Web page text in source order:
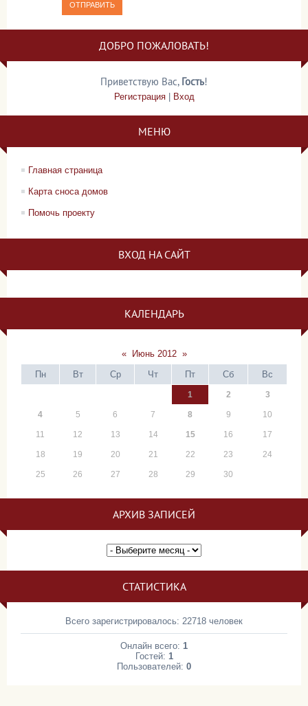
ОТПРАВИТЬ
ДОБРО ПОЖАЛОВАТЬ!
Приветствую Вас, Гость!
Регистрация| Вход
МЕНЮ
Главная страница
Карта сноса домов
Помочь проекту
ВХОД НА САЙТ
КАЛЕНДАРЬ
« Июнь 2012 »
Пн
Вт Ср Чт Пт Сб Вс
1 2 3
4 5 6 7 8 9 10
11 12 13 14 15 16 17
18 19 20 21 22 23 24
25 26 27 28 29 30
АРХИВ ЗАПИСЕЙ
СТАТИСТИКА
Всего зарегистрировалось: 22718 человек
Онлайн всего: 1
Гостей: 1
Пользователей: 0